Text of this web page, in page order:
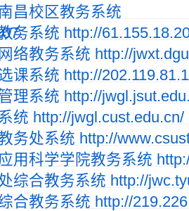
昌校区教务系统
务系统 http://
络教务系统 http://
课系统 http://
理系统 http://
统 http://jwgl.cust.edu.cn/
务处系统 http://
用科学学院教务系统
综合教务系统 http://
合教务系统 http://